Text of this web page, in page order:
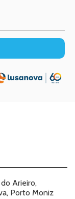
do Arieiro,
Porto Moniz